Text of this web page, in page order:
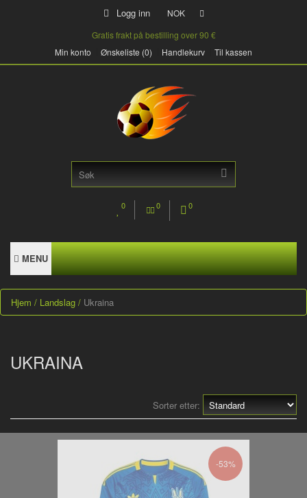
Logg inn
NOK
Gratis frakt på bestilling over 90 €
Min konto
Ønskeliste (0) Handlekurv Til kassen
0 0 0
MENU
Hjem Landslag Ukraina
UKRAINA
Sorter etter:
-53%